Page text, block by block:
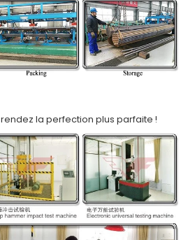
rendez la perfection plus parfaite !